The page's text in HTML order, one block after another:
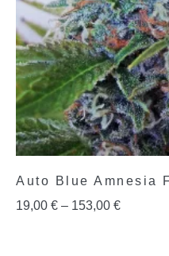
Auto Blue Amnesia
19,00 € – 153,00 €